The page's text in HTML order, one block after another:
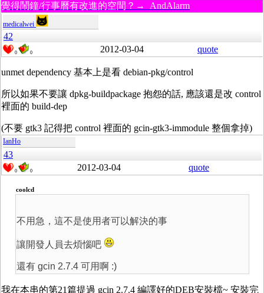
覺得鬧鐘/行事曆有改進的空間？→ AndAlarm
medicalwei
42
0 0 2012-03-04 quote
unmet dependency 基本上是看 debian-pkg/control
所以如果不要讓 dpkg-buildpackage 抱怨的話, 應該還是改 control
裡面的 build-dep
(不要 gtk3 記得把 control 裡面的 gcin-gtk3-immodule 整個拿掉)
IanHo
43
0 0 2012-03-04 quote
coolcd
不用急，這不是使用者可以解決的事
讓開發人員去煩惱吧
還有 gcin 2.7.4 可用啊 :)
我在本串的第21篇提過 gcin 2.7.4 編譯好的DEB安裝檔~ 安裝完